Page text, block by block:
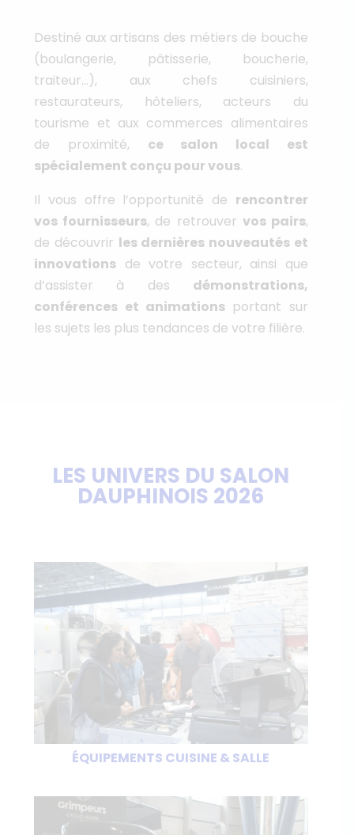
Destiné aux artisans des métiers de bouche
(boulangerie, pâtisserie, boucherie,
traiteur…), aux chefs cuisiniers,
restaurateurs, hôteliers, acteurs du
tourisme et aux commerces alimentaires
de proximité, ce salon local est
spécialement conçu pour vous.
Il vous offre l’opportunité de rencontrer
vos fournisseurs, de retrouver vos pairs,
de découvrir les dernières nouveautés et
innovations de votre secteur, ainsi que
d’assister à des démonstrations,
conférences et animations portant sur
les sujets les plus tendances de votre filière.
LES UNIVERS DU SALON
DAUPHINOIS 2026
ÉQUIPEMENTS CUISINE & SALLE